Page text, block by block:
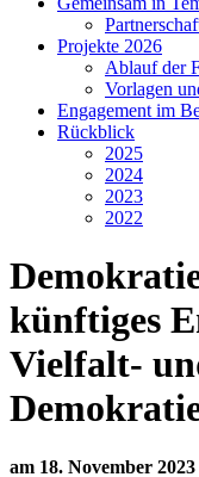
Projekte 2026
Ablauf der
Vorlagen
Engagement im
Rückblick
2025
2024
2023
2022
künftiges
Vielfalt-
am 18. November